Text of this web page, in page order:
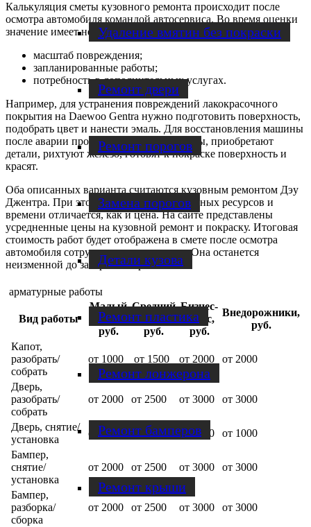
Удаление вмятин без покраски
Ремонт двери
Ремонт порогов
Замена порогов
Детали кузова
Ремонт пластика
Ремонт лонжерона
Ремонт бамперов
Ремонт крыши
Калькуляция сметы кузовного ремонта происходит после
осмотра автомобиля командой автосервиса. Во время оценки
значение имеет несколько факторов:
масштаб повреждения;
запланированные работы;
потребность в дополнительных услугах.
Например, для устранения повреждений лакокрасочного
покрытия на Daewoo Gentra нужно подготовить поверхность,
подобрать цвет и нанести эмаль. Для восстановления машины
после аварии проводят сварочные работы, приобретают
детали, рихтуют железо, готовят к покраске поверхность и
красят.
Оба описанных варианта считаются кузовным ремонтом Дэу
Джентра. При этом, количество затраченных ресурсов и
времени отличается, как и цена. На сайте представлены
усредненные цены на кузовной ремонт и покраску. Итоговая
стоимость работ будет отображена в смете после осмотра
автомобиля сотрудником автосервиса. Она останется
неизменной до завершения работ.
арматурные работы
Вид работы
Малый
класс,
руб.
Средний
класс,
руб.
Бизнес-
класс,
руб.
Внедорожники,
руб.
Капот,
разобрать/
собрать
от 1000 от 1500 от 2000 от 2000
Дверь,
разобрать/
собрать
от 2000 от 2500 от 3000 от 3000
Дверь, снятие/
установка
от 1000 от 1000 от 1000
от 1000
Бампер,
снятие/
установка
от 2000 от 2500 от 3000 от 3000
Бампер,
разборка/
сборка
от 2000 от 2500 от 3000 от 3000